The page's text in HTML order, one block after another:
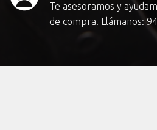
Te asesoramos y
de compra. Llámanos: